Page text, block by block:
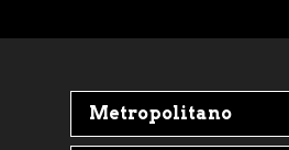
Metropolitano